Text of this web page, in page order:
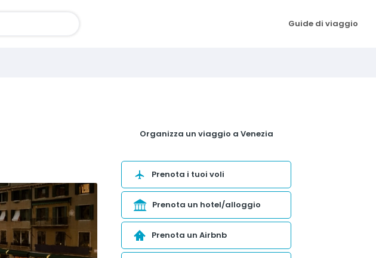
Guide di viaggio
Organizza un viaggio a Venezia
Prenota i tuoi voli
Prenota un hotel/alloggio
Prenota un Airbnb